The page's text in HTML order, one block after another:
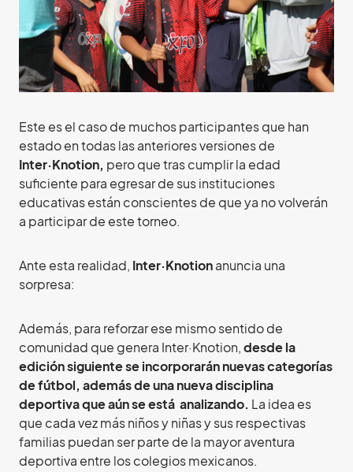
Este es el caso de muchos participantes que han
estado en todas las anteriores versiones de
Inter·Knotion, pero que tras cumplir la edad
suficiente para egresar de sus instituciones
educativas están conscientes de que ya no volverán
a participar de este torneo.
Ante esta realidad, Inter·Knotionanuncia una
sorpresa:
Además, para reforzar ese mismo sentido de
comunidad que genera Inter·Knotion,desde la
edición siguiente se incorporarán nuevas categorías
de fútbol, además de una nueva disciplina
deportiva que aún se está analizando. La idea es
que cada vez más niños y niñas y sus respectivas
familias puedan ser parte de la mayor aventura
deportiva entre los colegios mexicanos.